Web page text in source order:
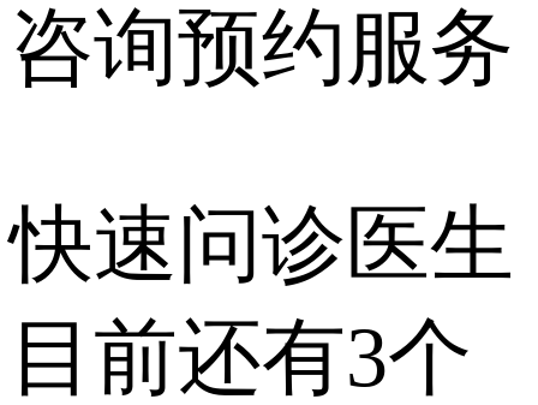
咨询预约服务
快速问诊医生
目前还有3个